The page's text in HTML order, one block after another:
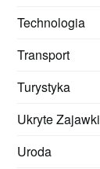
Technologia
Transport
Turystyka
Ukryte Zajawki
Uroda